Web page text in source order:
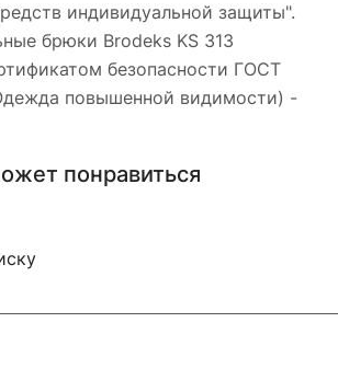
индивидуальной защиты".
брюки Brodeks KS 313
безопасности ГОСТ
повышенной видимости) -
понравиться